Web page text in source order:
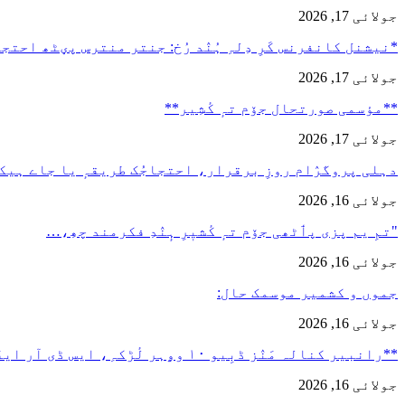
جولائی 17, 2026
*نیشنل کانفرنس کَرِ دِلہِ ہُنٛد رُخ: جنتر منترس پؠٹھ
جولائی 17, 2026
**مؤسمی صورتحال جۆم تہٕ کٔشِیر**
جولائی 17, 2026
دہلی پروگرٛام روزِ برقرار، احتجاجُک طریقہٕ یا جاے
جولائی 16, 2026
"تمِ یم پزی پٲٹھی جۆم تہٕ کٔشیٖرِ ہٕنٛدِ فکرمند چھِ،…
جولائی 16, 2026
جموں و کشمیر موسمک حال:
جولائی 16, 2026
**رانبیر کنالہ مَنٛز ڈبِیو ۱۰ وۄہر لٔڑکہِ، ایس ڈی آر ایفَن…
جولائی 16, 2026